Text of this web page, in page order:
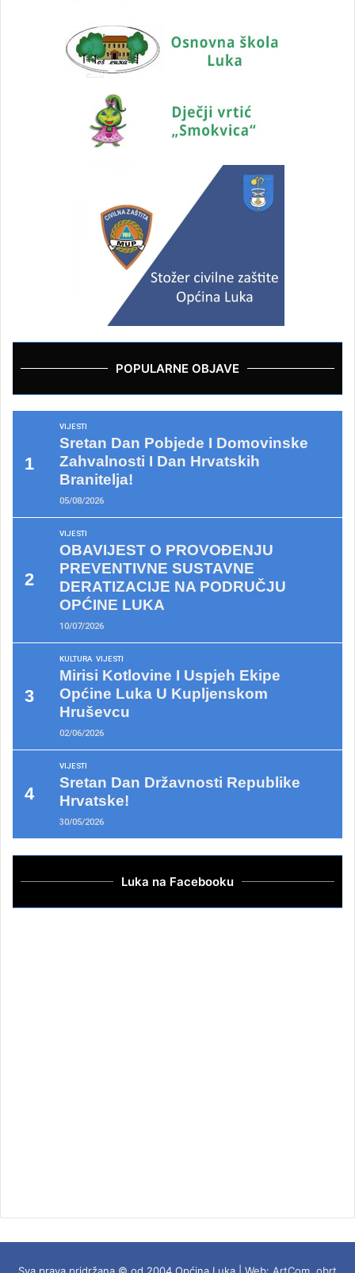
POPULARNE OBJAVE
VIJESTI
Sretan Dan Pobjede I Domovinske
Zahvalnosti I Dan Hrvatskih
Branitelja!
05/08/2026
VIJESTI
OBAVIJEST O PROVOĐENJU
PREVENTIVNE SUSTAVNE
DERATIZACIJE NA PODRUČJU
OPĆINE LUKA
10/07/2026
KULTURA VIJESTI
Mirisi Kotlovine I Uspjeh Ekipe
Općine Luka U Kupljenskom
Hruševcu
02/06/2026
VIJESTI
Sretan Dan Državnosti Republike
Hrvatske!
30/05/2026
Luka na Facebooku